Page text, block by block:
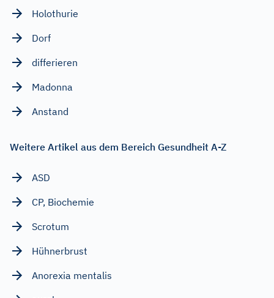
Holothurie
Dorf
differieren
Madonna
Anstand
Weitere Artikel aus dem Bereich Gesundheit A-Z
ASD
CP, Biochemie
Scrotum
Hühnerbrust
Anorexia mentalis